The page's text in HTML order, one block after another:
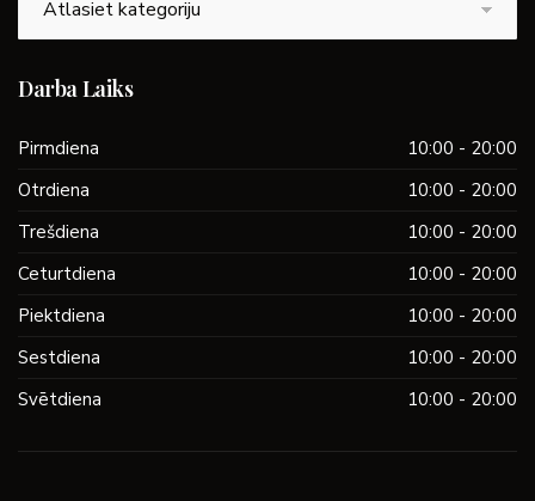
Darba Laiks
Pirmdiena
10:00 - 20:00
Otrdiena
10:00 - 20:00
Trešdiena
10:00 - 20:00
Ceturtdiena
10:00 - 20:00
Piektdiena
10:00 - 20:00
Sestdiena
10:00 - 20:00
Svētdiena
10:00 - 20:00